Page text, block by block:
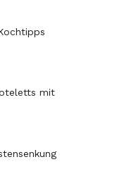
mit